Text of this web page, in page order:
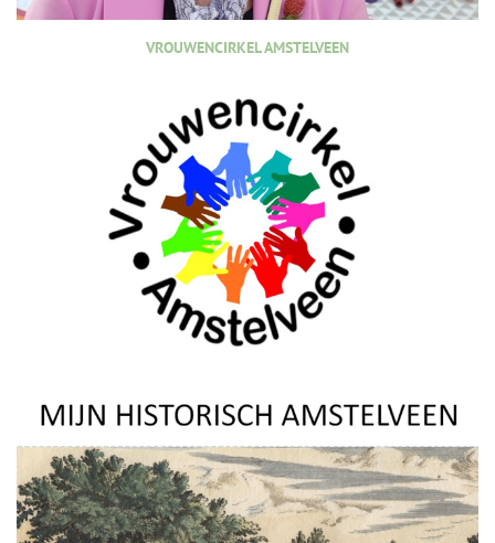
VROUWENCIRKEL AMSTELVEEN